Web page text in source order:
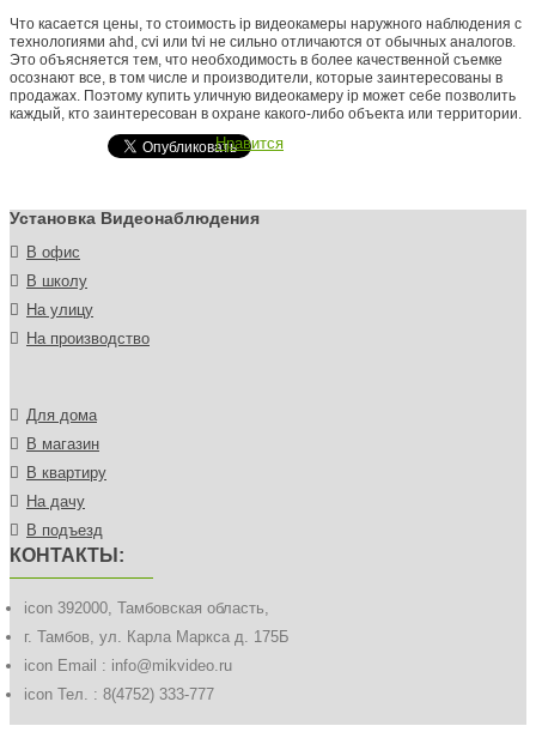
Что касается цены, то стоимость ip видеокамеры наружного наблюдения с
технологиями ahd, cvi или tvi не сильно отличаются от обычных аналогов.
Это объясняется тем, что необходимость в более качественной съемке
осознают все, в том числе и производители, которые заинтересованы в
продажах. Поэтому купить уличную видеокамеру ip может себе позволить
каждый, кто заинтересован в охране какого-либо объекта или территории.
Нравится
Установка Видеонаблюдения
В офис
В школу
На улицу
На производство
Для дома
В магазин
В квартиру
На дачу
В подъезд
КОНТАКТЫ:
icon 392000, Тамбовская область,
г. Тамбов, ул. Карла Маркса д. 175Б
icon Email : info@mikvideo.ru
icon Тел. : 8(4752) 333-777